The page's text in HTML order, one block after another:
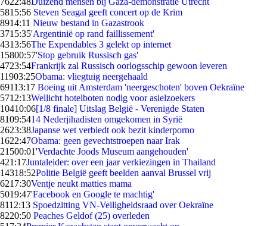
5815:56 Steven Seagal geeft concert op de Krim
8914:11 Nieuw bestand in Gazastrook
3715:35'Argentinië op rand faillissement'
4313:56The Expendables 3 gelekt op internet
15800:57'Stop gebruik Russisch gas'
4723:54Frankrijk zal Russisch oorlogsschip gewoon leveren
11903:25Obama: vliegtuig neergehaald
69113:17 Boeing uit Amsterdam 'neergeschoten' boven Oekraïne
5712:13Wellicht hotelboten nodig voor asielzoekers
10410:06[1/8 finale] Uitslag België - Verenigde Staten
8109:5414 Nederjihadisten omgekomen in Syrië
2623:38Japanse wet verbiedt ook bezit kinderporno
1622:47Obama: geen gevechtstroepen naar Irak
21500:01'Verdachte Joods Museum aangehouden'
421:17Juntaleider: over een jaar verkiezingen in Thailand
14318:52Politie België geeft beelden aanval Brussel vrij
6217:30Ventje neukt matties mama
5019:47'Facebook en Google te machtig'
8112:13 Spoedzitting VN-Veiligheidsraad over Oekraïne
8220:50 Peaches Geldof (25) overleden